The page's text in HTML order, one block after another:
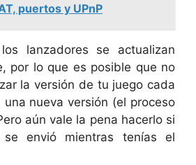
puertos y UPnP
lanzadores se actualizan
por lo que es posible que no
la versión de tu juego cada
nueva versión (el proceso
aún vale la pena hacerlo si
se envió mientras tenías el